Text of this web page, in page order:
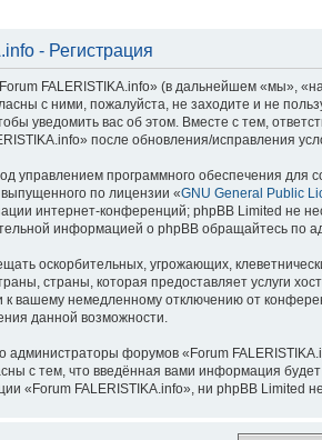
- Регистрация
FALERISTIKA.info» (в дальнейшем «мы»,
с ними, пожалуйста, не заходите и не
уведомить вас об этом. Вместе с тем,
после обновления/исправления
управлением программного обеспечения для
по лицензии «GNU General Public
интернет-конференций; phpBB Limited не
информацией о phpBB обращайтесь по
оскорбительных, угрожающих,
страны, которая предоставляет услуги
к вашему немедленному отключению от
данной возможности.
администраторы форумов «Forum
с тем, что введённая вами информация
«Forum FALERISTIKA.info», ни phpBB Limited